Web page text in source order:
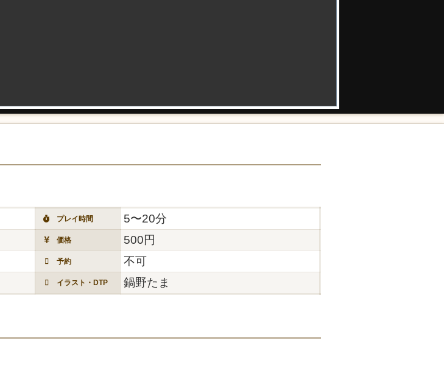
プレイ時間 5〜20分
価格 500円
予約 不可
イラスト・DTP 鍋野たま